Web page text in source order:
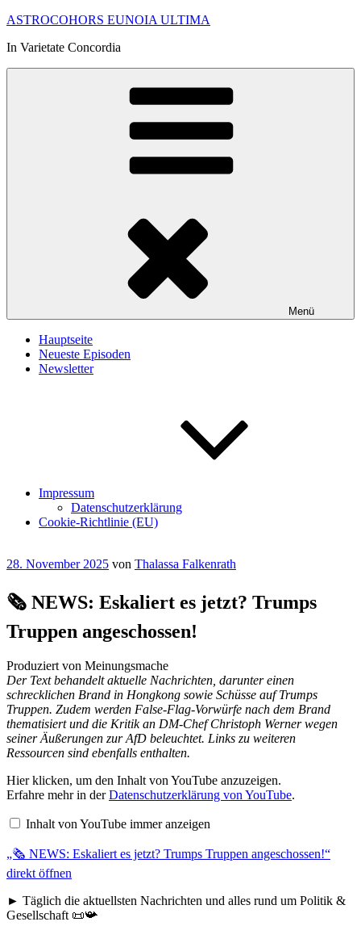
Zum
springen
ASTROCOHORS EUNOIA ULTIMA
In Varietate Concordia
Menü
Hauptseite
Neueste Episoden
Newsletter
Impressum
Datenschutzerklärung
Cookie-Richtlinie (EU)
Veröffentlicht
28. November 2025 von Thalassa Falkenrath
🗞️ NEWS: Eskaliert es jetzt? Trumps
Truppen angeschossen!
Produziert von Meinungsmache
Der Text behandelt aktuelle Nachrichten, darunter einen
schrecklichen Brand in Hongkong sowie Schüsse auf Trumps
Truppen. Zudem werden False-Flag-Vorwürfe nach dem Brand
thematisiert und die Kritik an DM-Chef Christoph Werner wegen
seiner Äußerungen zur AfD beleuchtet. Links zu weiteren
Ressourcen sind ebenfalls enthalten.
„🗞️
NEWS:
es
Truppen
angeschossen!“
von
anzeigen
Hier klicken, um den Inhalt von YouTube anzuzeigen.
Erfahre mehr in derDatenschutzerklärung von YouTube.
Inhalt von YouTube immer anzeigen
„🗞️ NEWS: Eskaliert es jetzt? Trumps Truppen angeschossen!“
direkt öffnen
► Täglich die aktuellsten Nachrichten und alles rund um Politik &
Gesellschaft 📜📯